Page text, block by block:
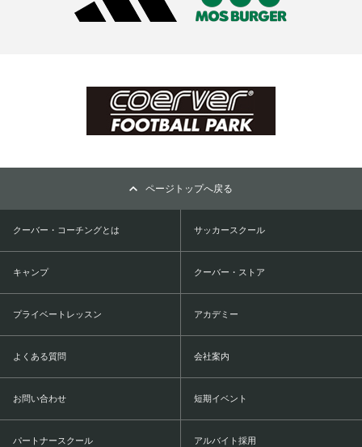
ページトップへ戻る
クーバー・コーチングとは サッカースクール
キャンプ クーバー・ストア
プライベートレッスン アカデミー
よくある質問 会社案内
お問い合わせ 短期イベント
パートナースクール アルバイト採用